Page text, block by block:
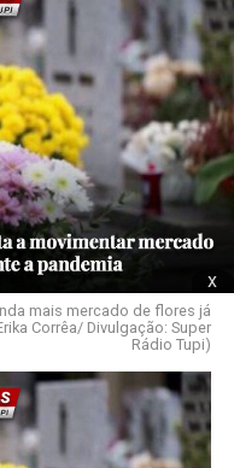
x
mais mercado de flores já
Corrêa/ Divulgação: Super
Rádio Tupi)